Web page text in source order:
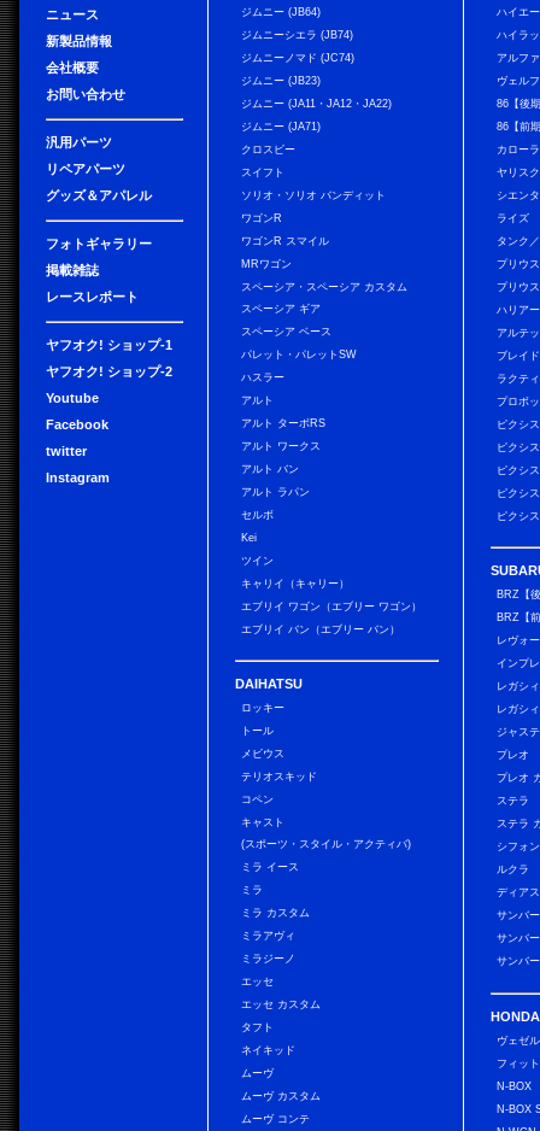
ニュース
新製品情報
会社概要
お問い合わせ
汎用パーツ
リペアパーツ
グッズ＆アパレル
フォトギャラリー
掲載雑誌
レースレポート
ヤフオク! ショップ-1
ヤフオク! ショップ-2
Youtube
Facebook
twitter
Instagram
ジムニー (JB64)
ジムニーシエラ (JB74)
ジムニーノマド (JC74)
ジムニー (JB23)
ジムニー (JA11・JA12・JA22)
ジムニー (JA71)
クロスビー
スイフト
ソリオ・ソリオ バンディット
ワゴンR
ワゴンR スマイル
MRワゴン
スペーシア・スペーシア カスタム
スペーシア ギア
スペーシア ベース
パレット・パレットSW
ハスラー
アルト
アルト ターボRS
アルト ワークス
アルト バン
アルト ラパン
セルボ
Kei
ツイン
キャリイ（キャリー）
エブリイ ワゴン（エブリー ワゴン）
エブリイ バン（エブリー バン）
DAIHATSU
ロッキー
トール
メビウス
テリオスキッド
コペン
キャスト
(スポーツ・スタイル・アクティバ)
ミラ イース
ミラ
ミラ カスタム
ミラアヴィ
ミラジーノ
エッセ
エッセ カスタム
タフト
ネイキッド
ムーヴ
ムーヴ カスタム
ムーヴ コンテ
ハイエ
ハイラ
アルフ
ヴェル
86【後
86【前
カロー
ヤリス
シエンタ
ライズ
タンク
プリウス
プリウ
ハリアー
アルテ
ブレイド
ラクテ
プロボ
ピクシ
ピクシ
ピクシ
ピクシ
ピクシ
BRZ【
BRZ【
レヴォ
インプ
レガシ
レガシ
ジャス
プレオ
プレオ
ステラ
ステラ
シフォ
ルクラ
ディア
サンバ
サンバ
サンバ
HONDA
ヴェゼル
フィット
N-BOX
N-BOX